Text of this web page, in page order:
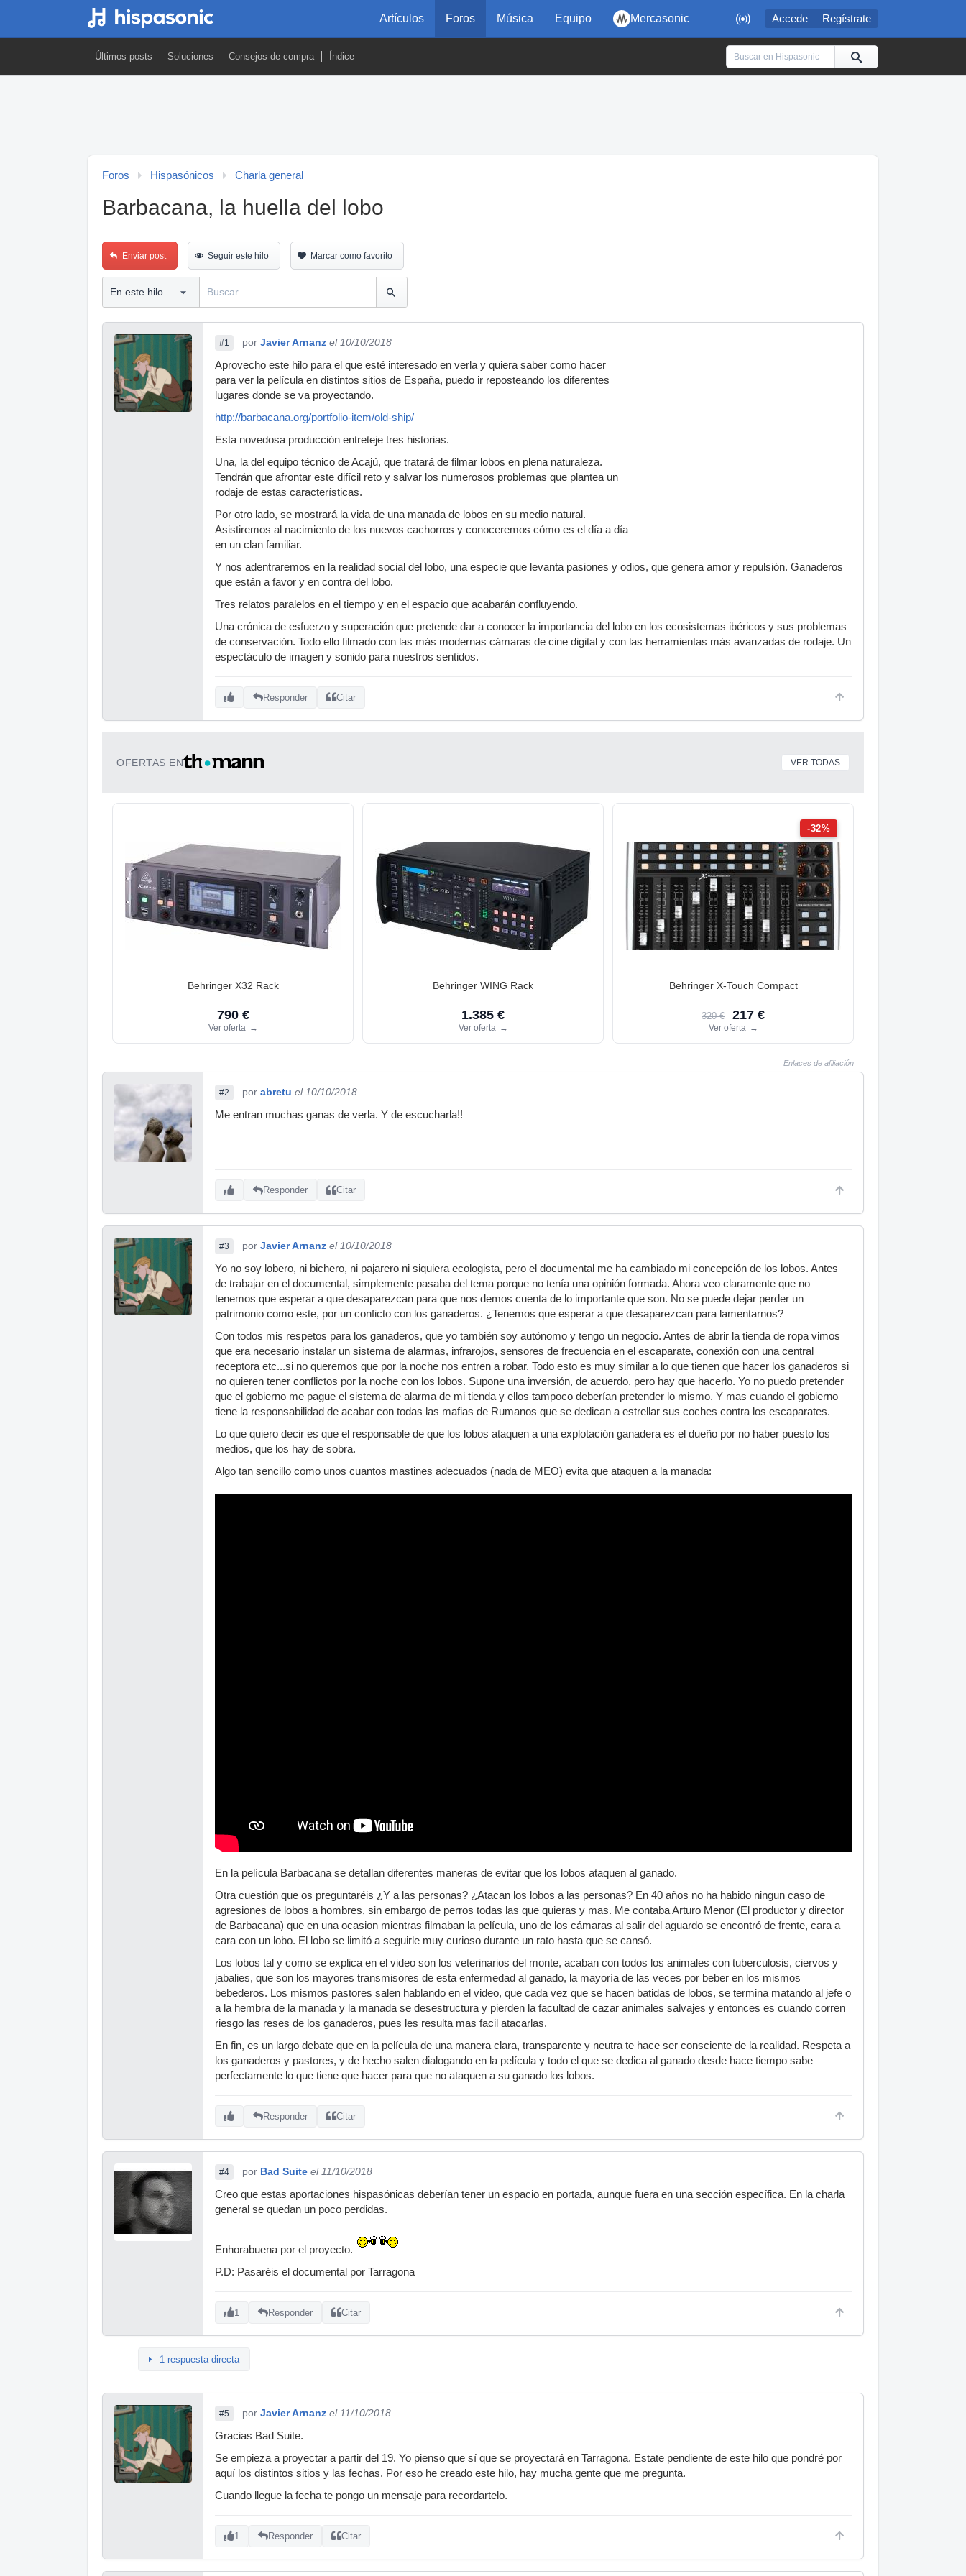
 Accede Regístrate
Artículos Foros Música Equipo Mercasonic
Últimos posts Soluciones Consejos de compra Índice
Foros Hispasónicos Charla general
Barbacana, la huella del lobo
Enviar post Seguir este hilo Marcar como favorito
#1 por Javier Arnanz el 10/10/2018
Aprovecho este hilo para el que esté interesado en verla y quiera saber como hacer
para ver la película en distintos sitios de España, puedo ir reposteando los diferentes
lugares donde se va proyectando.
http://barbacana.org/portfolio-item/old-ship/
Esta novedosa producción entreteje tres historias.
Una, la del equipo técnico de Acajú, que tratará de filmar lobos en plena naturaleza.
Tendrán que afrontar este difícil reto y salvar los numerosos problemas que plantea un
rodaje de estas características.
Por otro lado, se mostrará la vida de una manada de lobos en su medio natural.
Asistiremos al nacimiento de los nuevos cachorros y conoceremos cómo es el día a día
en un clan familiar.
Y nos adentraremos en la realidad social del lobo, una especie que levanta pasiones y odios, que genera amor y repulsión. Ganaderos
que están a favor y en contra del lobo.
Tres relatos paralelos en el tiempo y en el espacio que acabarán confluyendo.
Una crónica de esfuerzo y superación que pretende dar a conocer la importancia del lobo en los ecosistemas ibéricos y sus problemas
de conservación. Todo ello filmado con las más modernas cámaras de cine digital y con las herramientas más avanzadas de rodaje. Un
espectáculo de imagen y sonido para nuestros sentidos.
Responder Citar
OFERTAS EN VER TODAS
Behringer X32 Rack
790 €
Ver oferta →
Behringer WING Rack
1.385 €
Ver oferta →
-32%
Behringer X-Touch Compact
320 € 217 €
Ver oferta →
Enlaces de afiliación
#2 por abretu el 10/10/2018
Me entran muchas ganas de verla. Y de escucharla!!
Responder Citar
#3 por Javier Arnanz el 10/10/2018
Yo no soy lobero, ni bichero, ni pajarero ni siquiera ecologista, pero el documental me ha cambiado mi concepción de los lobos. Antes
de trabajar en el documental, simplemente pasaba del tema porque no tenía una opinión formada. Ahora veo claramente que no
tenemos que esperar a que desaparezcan para que nos demos cuenta de lo importante que son. No se puede dejar perder un
patrimonio como este, por un conficto con los ganaderos. ¿Tenemos que esperar a que desaparezcan para lamentarnos?
Con todos mis respetos para los ganaderos, que yo también soy autónomo y tengo un negocio. Antes de abrir la tienda de ropa vimos
que era necesario instalar un sistema de alarmas, infrarojos, sensores de frecuencia en el escaparate, conexión con una central
receptora etc...si no queremos que por la noche nos entren a robar. Todo esto es muy similar a lo que tienen que hacer los ganaderos si
no quieren tener conflictos por la noche con los lobos. Supone una inversión, de acuerdo, pero hay que hacerlo. Yo no puedo pretender
que el gobierno me pague el sistema de alarma de mi tienda y ellos tampoco deberían pretender lo mismo. Y mas cuando el gobierno
tiene la responsabilidad de acabar con todas las mafias de Rumanos que se dedican a estrellar sus coches contra los escaparates.
Lo que quiero decir es que el responsable de que los lobos ataquen a una explotación ganadera es el dueño por no haber puesto los
medios, que los hay de sobra.
Algo tan sencillo como unos cuantos mastines adecuados (nada de MEO) evita que ataquen a la manada:
En la película Barbacana se detallan diferentes maneras de evitar que los lobos ataquen al ganado.
Otra cuestión que os preguntaréis ¿Y a las personas? ¿Atacan los lobos a las personas? En 40 años no ha habido ningun caso de
agresiones de lobos a hombres, sin embargo de perros todas las que quieras y mas. Me contaba Arturo Menor (El productor y director
de Barbacana) que en una ocasion mientras filmaban la película, uno de los cámaras al salir del aguardo se encontró de frente, cara a
cara con un lobo. El lobo se limitó a seguirle muy curioso durante un rato hasta que se cansó.
Los lobos tal y como se explica en el video son los veterinarios del monte, acaban con todos los animales con tuberculosis, ciervos y
jabalies, que son los mayores transmisores de esta enfermedad al ganado, la mayoría de las veces por beber en los mismos
bebederos. Los mismos pastores salen hablando en el video, que cada vez que se hacen batidas de lobos, se termina matando al jefe o
a la hembra de la manada y la manada se desestructura y pierden la facultad de cazar animales salvajes y entonces es cuando corren
riesgo las reses de los ganaderos, pues les resulta mas facil atacarlas.
En fin, es un largo debate que en la película de una manera clara, transparente y neutra te hace ser consciente de la realidad. Respeta a
los ganaderos y pastores, y de hecho salen dialogando en la película y todo el que se dedica al ganado desde hace tiempo sabe
perfectamente lo que tiene que hacer para que no ataquen a su ganado los lobos.
Responder Citar
#4 por Bad Suite el 11/10/2018
Creo que estas aportaciones hispasónicas deberían tener un espacio en portada, aunque fuera en una sección específica. En la charla
general se quedan un poco perdidas.
Enhorabuena por el proyecto.
P.D: Pasaréis el documental por Tarragona
1 Responder Citar
1 respuesta directa
#5 por Javier Arnanz el 11/10/2018
Gracias Bad Suite.
Se empieza a proyectar a partir del 19. Yo pienso que sí que se proyectará en Tarragona. Estate pendiente de este hilo que pondré por
aquí los distintos sitios y las fechas. Por eso he creado este hilo, hay mucha gente que me pregunta.
Cuando llegue la fecha te pongo un mensaje para recordartelo.
1 Responder Citar